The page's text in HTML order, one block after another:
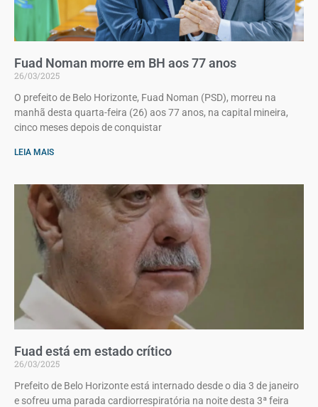
Fuad Noman morre em BH aos 77 anos
26/03/2025
O prefeito de Belo Horizonte, Fuad Noman (PSD), morreu na
manhã desta quarta-feira (26) aos 77 anos, na capital mineira,
cinco meses depois de conquistar
LEIA MAIS
Fuad está em estado crítico
26/03/2025
Prefeito de Belo Horizonte está internado desde o dia 3 de janeiro
e sofreu uma parada cardiorrespiratória na noite desta 3ª feira